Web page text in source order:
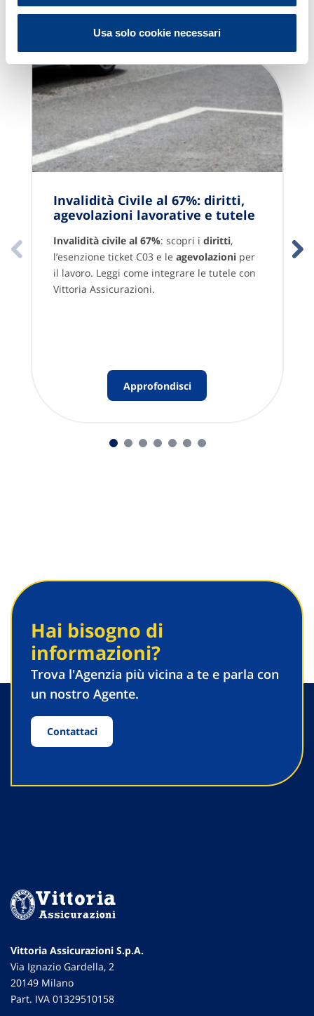
Usa solo cookie necessari
Contenuti Correlati
Invalidità Civile al 67%: diritti,
agevolazioni lavorative e tutele
Invalidità civile al 67%: scopri i diritti,
l’esenzione ticket C03 e le agevolazioniper
il lavoro. Leggi come integrare le tutele con
Vittoria Assicurazioni.
Approfondisci
Hai bisogno di
informazioni?
Trova l'Agenzia più vicina a te e parla con
un nostro Agente.
Contattaci
Vittoria Assicurazioni S.p.A.
Via Ignazio Gardella, 2
20149 Milano
Part. IVA 01329510158